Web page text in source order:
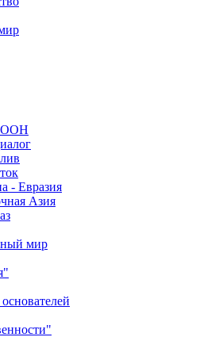
ООН
- Евразия
Азия
мир